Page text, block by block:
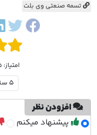
تسمه صنعتی وی بلت
امتیاز: 5 از 5. مجموع 1 رای
افزودن نظر
پیشنهاد میکنم